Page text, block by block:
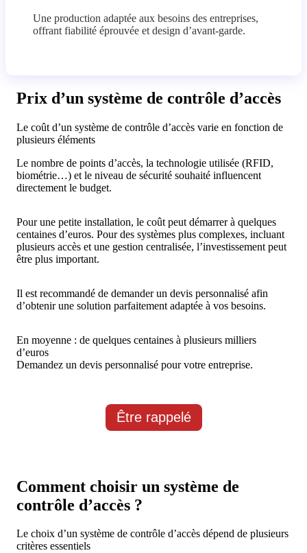
Une production adaptée aux besoins des entreprises,
offrant fiabilité éprouvée et design d’avant-garde.
Prix d’un système de contrôle d’accès
Le coût d’un système de contrôle d’accès varie en fonction de
plusieurs éléments
Le nombre de points d’accès, la technologie utilisée (RFID,
biométrie…) et le niveau de sécurité souhaité influencent
directement le budget.
Pour une petite installation, le coût peut démarrer à quelques
centaines d’euros. Pour des systèmes plus complexes, incluant
plusieurs accès et une gestion centralisée, l’investissement peut
être plus important.
Il est recommandé de demander un devis personnalisé afin
d’obtenir une solution parfaitement adaptée à vos besoins.
En moyenne : de quelques centaines à plusieurs milliers
d’euros
Demandez un devis personnalisé pour votre entreprise.
Être rappelé
Comment choisir un système de
contrôle d’accès ?
Le choix d’un système de contrôle d’accès dépend de plusieurs
critères essentiels